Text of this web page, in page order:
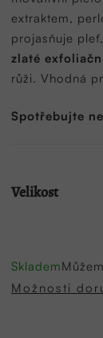
5
extraktem,
projasňuje
zlaté
růži. Vhodná
Spotřebujte
Velikost
Skladem
Možnosti